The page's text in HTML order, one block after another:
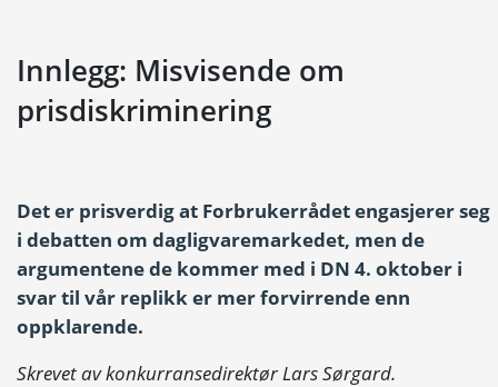
Innlegg: Misvisende om
prisdiskriminering
Det er prisverdig at Forbrukerrådet engasjerer seg
i debatten om dagligvaremarkedet, men de
argumentene de kommer med i DN 4. oktober i
svar til vår replikk er mer forvirrende enn
oppklarende.
Skrevet av konkurransedirektør Lars Sørgard.